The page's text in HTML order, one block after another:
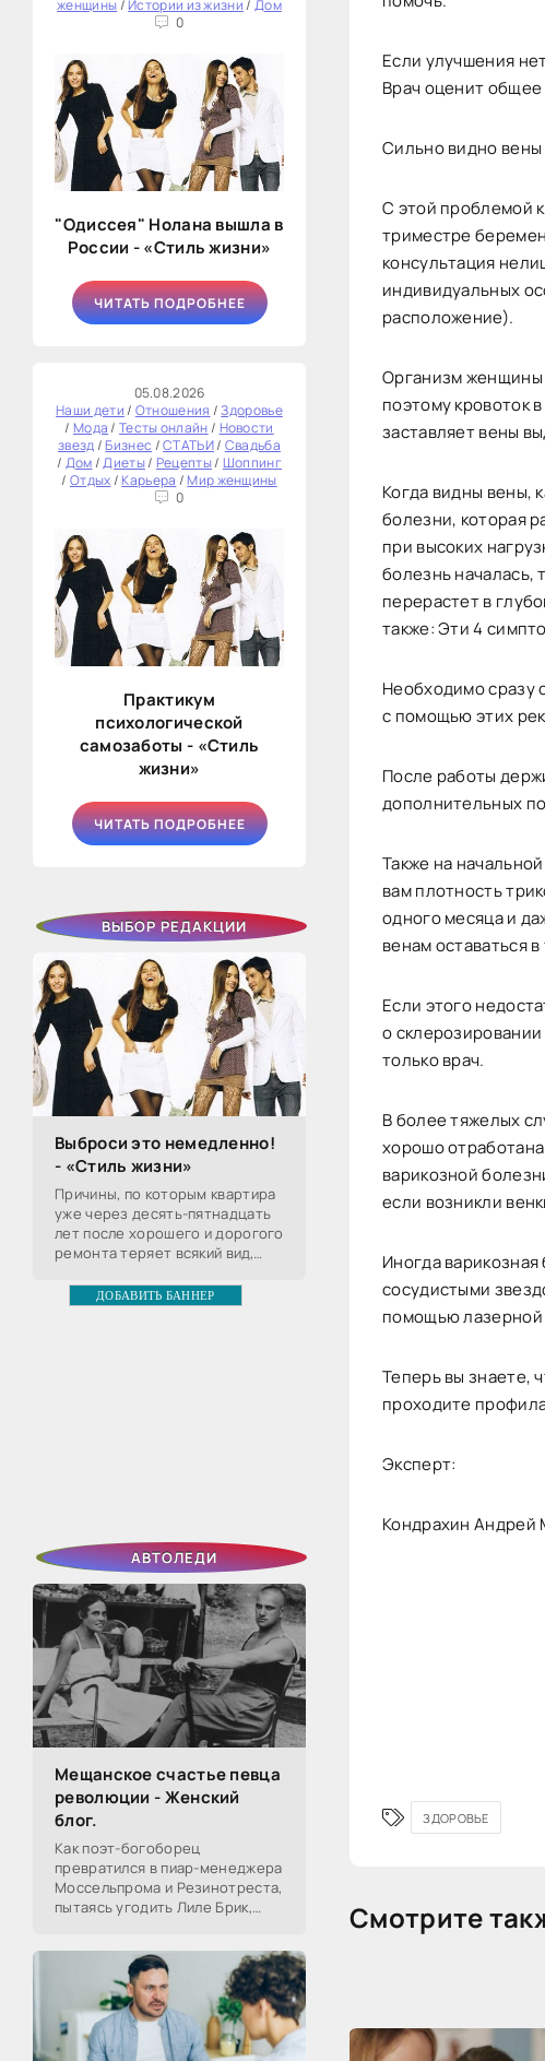
женщины/ Истории из жизни/ Дом
0
"Одиссея" Нолана вышла в
России - «Стиль жизни»
ЧИТАТЬ ПОДРОБНЕЕ
05.08.2026
Наши дети/ Отношения /Здоровье
/ Мода/Тесты онлайн/ Новости
звезд/Бизнес /СТАТЬИ/ Свадьба
/ Дом/Диеты/ Рецепты/ Шоппинг
/ Отдых/Карьера /Мир женщины
0
Практикум
психологической
самозаботы - «Стиль
жизни»
ЧИТАТЬ ПОДРОБНЕЕ
ВЫБОР РЕДАКЦИИ
Выброси это немедленно!
- «Стиль жизни»
Причины, по которым квартира
уже через десять-пятнадцать
лет после хорошего и дорогого
ремонта теряет всякий вид,
них хозяин может совладать,
чтобы сохранить
ДОБАВИТЬ БАННЕР
АВТОЛЕДИ
Мещанское счастье певца
революции - Женский
блог.
Как поэт-богоборец
превратился в пиар-менеджера
Моссельпрома и Резинотреста,
пытаясь угодить Лиле Брик,
смерти в 1917-м, почему он стал
советским буржуа, а не вторым
Если улучшения
Врач оценит общее
Сильно видно вены
С этой проблемой
триместре
консультация
индивидуальных
расположение).
Организм женщины
поэтому кровоток
заставляет вены
Когда видны вены,
болезни, которая
при высоких
болезнь началась,
перерастет в
также: Эти 4
Необходимо сразу
с помощью этих
После работы
дополнительных
Также на
вам плотность
одного месяца и
венам оставаться
Если этого
о
только врач.
В более тяжелых
хорошо
варикозной
если возникли
Иногда
сосудистыми
помощью лазерной
Теперь вы знаете,
проходите
Эксперт:
Кондрахин Андрей
ЗДОРОВЬЕ
Смотрите